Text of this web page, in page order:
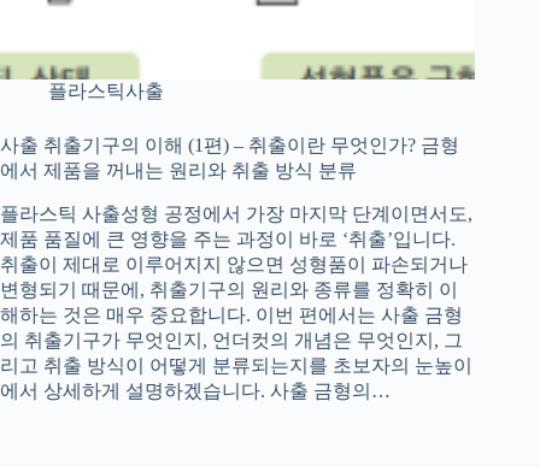
플라스틱사출
사출 취출기구의 이해 (1편) – 취출이란 무엇인가? 금형
에서 제품을 꺼내는 원리와 취출 방식 분류
플라스틱 사출성형 공정에서 가장 마지막 단계이면서도,
제품 품질에 큰 영향을 주는 과정이 바로 ‘취출’입니다.
취출이 제대로 이루어지지 않으면 성형품이 파손되거나
변형되기 때문에, 취출기구의 원리와 종류를 정확히 이
해하는 것은 매우 중요합니다. 이번 편에서는 사출 금형
의 취출기구가 무엇인지, 언더컷의 개념은 무엇인지, 그
리고 취출 방식이 어떻게 분류되는지를 초보자의 눈높이
에서 상세하게 설명하겠습니다. 사출 금형의…